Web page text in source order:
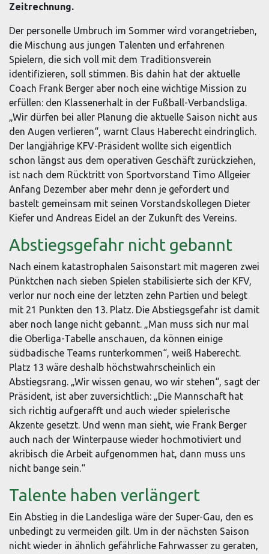
Zeitrechnung.
Der personelle Umbruch im Sommer wird vorangetrieben,
die Mischung aus jungen Talenten und erfahrenen
Spielern, die sich voll mit dem Traditionsverein
identifizieren, soll stimmen. Bis dahin hat der aktuelle
Coach Frank Berger aber noch eine wichtige Mission zu
erfüllen: den Klassenerhalt in der Fußball-Verbandsliga.
„Wir dürfen bei aller Planung die aktuelle Saison nicht aus
den Augen verlieren“, warnt Claus Haberecht eindringlich.
Der langjährige KFV-Präsident wollte sich eigentlich
schon längst aus dem operativen Geschäft zurückziehen,
ist nach dem Rücktritt von Sportvorstand Timo Allgeier
Anfang Dezember aber mehr denn je gefordert und
bastelt gemeinsam mit seinen Vorstandskollegen Dieter
Kiefer und Andreas Eidel an der Zukunft des Vereins.
Abstiegsgefahr nicht gebannt
Nach einem katastrophalen Saisonstart mit mageren zwei
Pünktchen nach sieben Spielen stabilisierte sich der KFV,
verlor nur noch eine der letzten zehn Partien und belegt
mit 21 Punkten den 13. Platz. Die Abstiegsgefahr ist damit
aber noch lange nicht gebannt. „Man muss sich nur mal
die Oberliga-Tabelle anschauen, da können einige
südbadische Teams runterkommen“, weiß Haberecht.
Platz 13 wäre deshalb höchstwahrscheinlich ein
Abstiegsrang. „Wir wissen genau, wo wir stehen“, sagt der
Präsident, ist aber zuversichtlich: „Die Mannschaft hat
sich richtig aufgerafft und auch wieder spielerische
Akzente gesetzt. Und wenn man sieht, wie Frank Berger
auch nach der Winterpause wieder hochmotiviert und
akribisch die Arbeit aufgenommen hat, dann muss uns
nicht bange sein.“
Talente haben verlängert
Ein Abstieg in die Landesliga wäre der Super-Gau, den es
unbedingt zu vermeiden gilt. Um in der nächsten Saison
nicht wieder in ähnlich gefährliche Fahrwasser zu geraten,